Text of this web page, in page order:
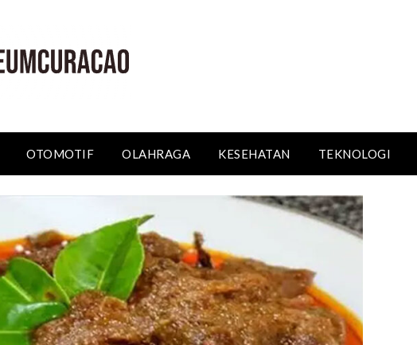
OTOMOTIF OLAHRAGA KESEHATAN TEKNOLOGI